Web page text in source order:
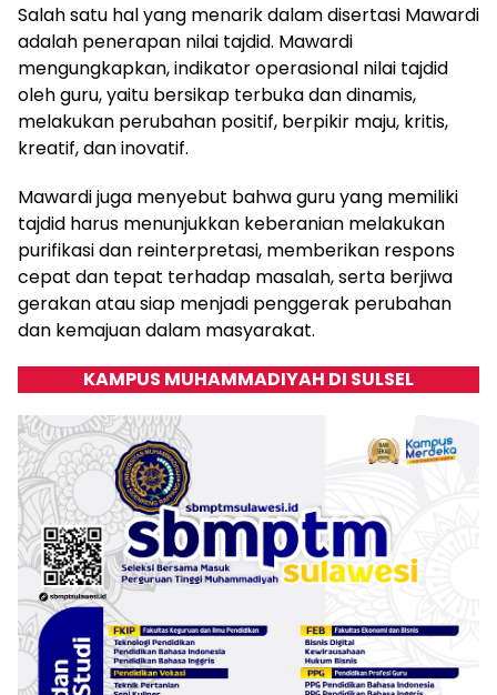
Salah satu hal yang menarik dalam disertasi Mawardi
adalah penerapan nilai tajdid. Mawardi
mengungkapkan, indikator operasional nilai tajdid
oleh guru, yaitu bersikap terbuka dan dinamis,
melakukan perubahan positif, berpikir maju, kritis,
kreatif, dan inovatif.
Mawardi juga menyebut bahwa guru yang memiliki
tajdid harus menunjukkan keberanian melakukan
purifikasi dan reinterpretasi, memberikan respons
cepat dan tepat terhadap masalah, serta berjiwa
gerakan atau siap menjadi penggerak perubahan
dan kemajuan dalam masyarakat.
KAMPUS MUHAMMADIYAH DI SULSEL